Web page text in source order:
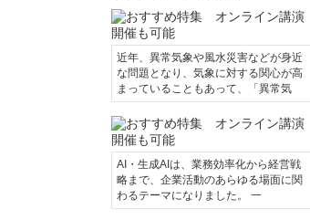
近年、異常気象や風水災害などが身近
な問題となり、気象に対する関心が高
まっていることもあって、「異常気
AI・生成AIは、業務効率化から経営戦
略まで、企業活動のあらゆる場面に関
わるテーマになりました。 一